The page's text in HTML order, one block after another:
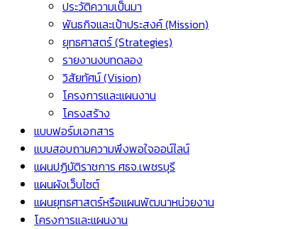
ประวัติความเป็นมา
พันธกิจและเป้าประสงค์ (Mission)
ยุทธศาสตร์ (Strategies)
รายงานงบทดลอง
วิสัยทัศน์ (Vision)
โครงการและแผนงาน
โครงสร้าง
แบบฟอร์มเอกสาร
แบบสอบถามความพึงพอใจออน์ไลน์
แผนปฏิบัติราชการ ศธจ.เพชรบุรี
แผนผังเว็บไซต์
แผนยุทธศาสตร์หรือแผนพัฒนาหน่วยงาน
โครงการและแผนงาน